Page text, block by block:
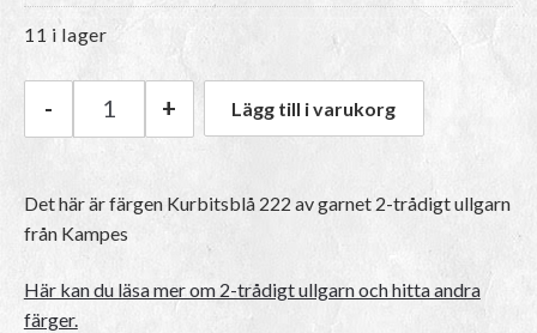
11 i lager
Kampes 2-trådigt ullgarn | 222 Kurbitsblå
- + Lägg till i varukorg
Det här är färgen Kurbitsblå 222 av garnet 2-trådigt ullgarn
från Kampes
Här kan du läsa mer om 2-trådigt ullgarn och hitta andra
färger.